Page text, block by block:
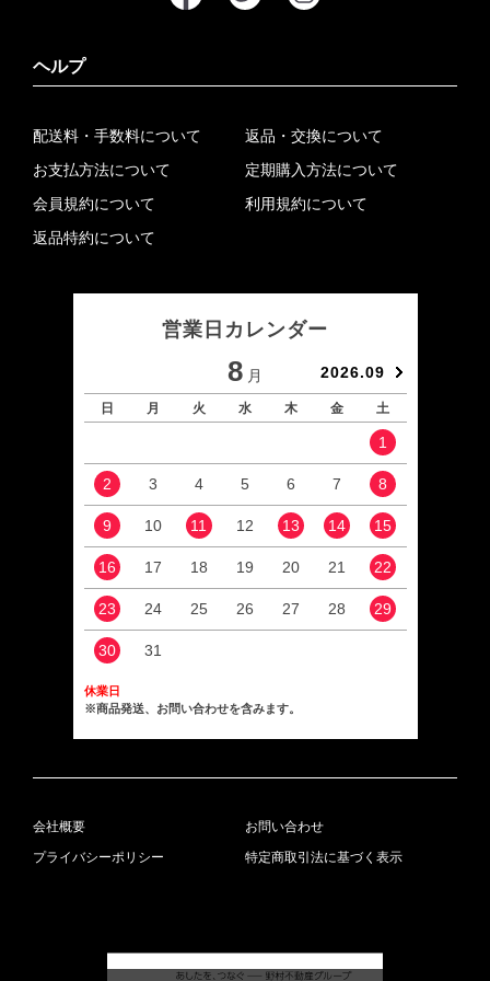
ヘルプ
配送料・手数料について
お支払方法について
会員規約について
返品特約について
返品・交換について
定期購入方法について
利用規約について
営業日カレンダー
8 月 2026.09
日 月 火 水 木 金 土
1
2 3 4 5 6 7 8
9 10 11 12 13 14 15
16 17 18 19 20 21 22
23 24 25 26 27 28 29
30 31
休業日
※商品発送、お問い合わせを含みます。
会社概要
お問い合わせ
プライバシーポリシー
特定商取引法に基づく表示